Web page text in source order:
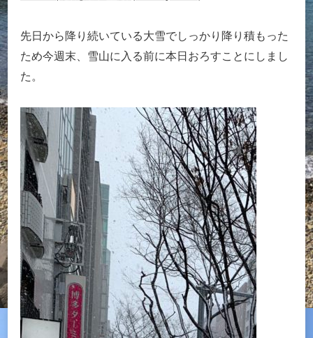
先日から降り続いている大雪でしっかり降り積もった
ため今週末、雪山に入る前に本日おろすことにしまし
た。